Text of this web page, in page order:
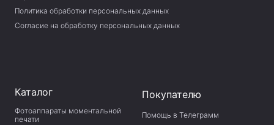
Политика обработки персональных данных
Согласие на обработку персональных данных
Каталог
Фотоаппараты моментальной
печати
Покупателю
Помощь в Телеграмм